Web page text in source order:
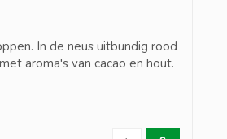
In de neus uitbundig rood
aroma's van cacao en hout.